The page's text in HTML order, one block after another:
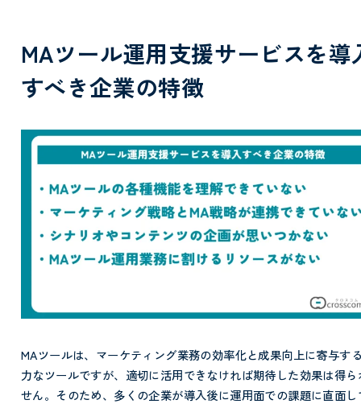
MAツール運用支援サービスを導
すべき企業の特徴
MAツールは、マーケティング業務の効率化と成果向上に寄与す
力なツールですが、適切に活用できなければ期待した効果は得ら
せん。そのため、多くの企業が導入後に運用面での課題に直面し